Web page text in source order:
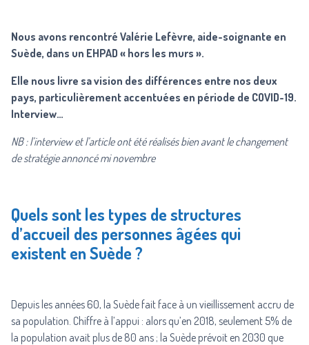
Nous avons rencontré Valérie Lefèvre, aide-soignante en
Suède, dans un EHPAD « hors les murs ».
Elle nous livre sa vision des différences entre nos deux
pays, particulièrement accentuées en période de COVID-19.
Interview…
NB : l’interview et l’article ont été réalisés bien avant le changement
de stratégie annoncé mi novembre
Quels sont les types de structures
d’accueil des personnes âgées qui
existent en Suède ?
Depuis les années 60, la Suède fait face à un vieillissement accru de
sa population. Chiffre à l’appui : alors qu’en 2018, seulement 5% de
la population avait plus de 80 ans ; la Suède prévoit en 2030 que